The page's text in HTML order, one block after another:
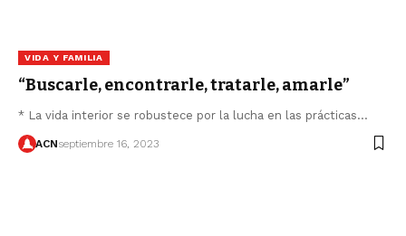
VIDA Y FAMILIA
“Buscarle, encontrarle, tratarle, amarle”
* La vida interior se robustece por la lucha en las prácticas…
ACNseptiembre 16, 2023